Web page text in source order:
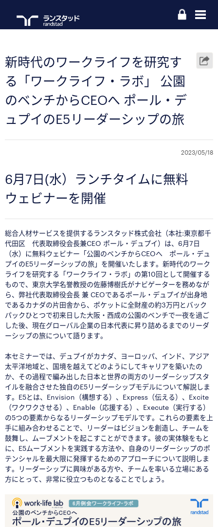
新時代のワークライフを研究す
る「ワークライフ・ラボ」 公園
のベンチからCEOへ ポール・デ
ュプイのE5リーダーシップの旅
2023/05/18
6月7日(水）ランチタイムに無料
ウェビナーを開催
総合人材サービスを提供するランスタッド株式会社（本社:東京都千
代田区 代表取締役会長兼CEO ポール・デュプイ）は、6月7日
（水）に無料ウェビナー「公園のベンチからCEOへ ポール・デュ
プイのE5リーダーシップの旅」 を開催いたします。新時代のワーク
ライフを研究する「ワークライフ・ラボ」の第10回として開催する
もので、東京大学名誉教授の佐藤博樹氏がナビゲーターを務めなが
ら、弊社代表取締役会長 兼 CEOであるポール・デュプイが出身地
であるカナダの片田舎から、ポケットに全財産の約3万円とバック
パックひとつで初来日した大阪・西成の公園のベンチで一夜を過ご
した後、現在グローバル企業の日本代表に昇り詰めるまでのリーダ
ーシップの旅について語ります。
本セミナーでは、デュプイがカナダ、ヨーロッパ、インド、アジア
太平洋地域と、国境を越えてどのようにしてキャリアを築いたの
か、その過程で編み出した日本と世界の両方のリーダーシップスタ
イルを融合させた独自のE5リーダーシップモデルについて解説しま
す。E5とは、Envision（構想する）、Express（伝える）、Excite
（ワクワクさせる）、Enable（応援する）、Execute（実行する）
の5つの要素からなるリーダーシップモデルです。これらの要素を上
手に組み合わせることで、リーダーはビジョンを創造し、チームを
鼓舞し、ムーブメントを起こすことができます。彼の実体験をもと
に、E5ムーブメントを実践する方法や、自身のリーダーシップのポ
テンシャルを最大限に発揮するためのアプローチについて説明しま
す。リーダーシップに興味がある方や、チームを率いる立場にある
方にとって、非常に役立つものとなることでしょう。